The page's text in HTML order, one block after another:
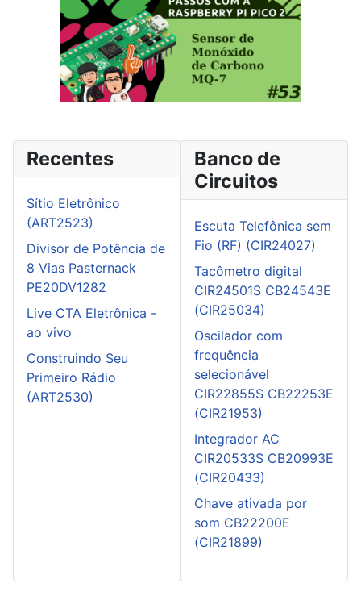
Recentes
Sítio Eletrônico
(ART2523)
Divisor de Potência de
8 Vias Pasternack
PE20DV1282
Live CTA Eletrônica -
ao vivo
Construindo Seu
Primeiro Rádio
(ART2530)
Banco de
Circuitos
Escuta Telefônica sem
Fio (RF) (CIR24027)
Tacômetro digital
CIR24501S CB24543E
(CIR25034)
Oscilador com
frequência
selecionável
CIR22855S CB22253E
(CIR21953)
Integrador AC
CIR20533S CB20993E
(CIR20433)
Chave ativada por
som CB22200E
(CIR21899)